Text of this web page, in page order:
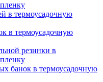
в термоусадочную
в термоусадочную
резинки в
банок в термоусадочную